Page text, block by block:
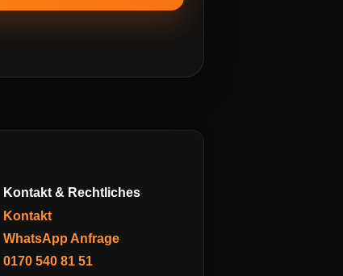
Kontakt & Rechtliches
Kontakt
WhatsApp Anfrage
0170 540 81 51